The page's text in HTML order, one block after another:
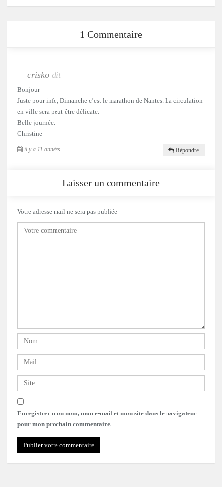
1 Commentaire
crisko dit
Bonjour
Juste pour info, Dimanche c’est le marathon de Nantes. La circulation
en ville sera peut-être délicate.
Belle journée.
Christine
il y a 11 années Répondre
Laisser un commentaire
Votre adresse mail ne sera pas publiée
Enregistrer mon nom, mon e-mail et mon site dans le navigateur
pour mon prochain commentaire.